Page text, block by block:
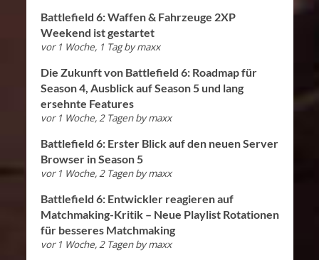
Battlefield 6: Waffen & Fahrzeuge 2XP
Weekend ist gestartet
vor 1 Woche, 1 Tag bymaxx
Die Zukunft von Battlefield 6: Roadmap für
Season 4, Ausblick auf Season 5 und lang
ersehnte Features
vor 1 Woche, 2 Tagen bymaxx
Battlefield 6: Erster Blick auf den neuen Server
Browser in Season 5
vor 1 Woche, 2 Tagen bymaxx
Battlefield 6: Entwickler reagieren auf
Matchmaking-Kritik – Neue Playlist Rotationen
für besseres Matchmaking
vor 1 Woche, 2 Tagen bymaxx